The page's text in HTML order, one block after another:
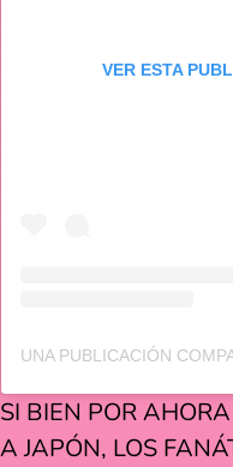
VER ESTA
SI BIEN POR
A JAPÓN, LOS